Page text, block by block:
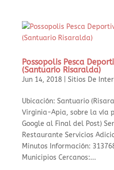
Possopolis Pesca
(Santuario Risaralda)
Jun 14, 2018| Sitios De
Ubicación: Santuario
Virginia-Apia, sobre la vía
Google al Final del Post)
Restaurante Servicios
Minutos Información:
Municipios Cercanos:...